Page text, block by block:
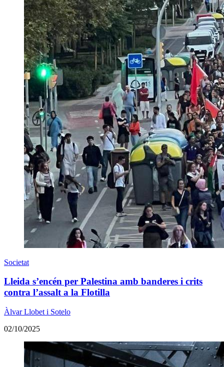
Societat
Lleida s’encén per Palestina amb banderes i crits
contra l’assalt a la Flotilla
Àlvar Llobet i Sotelo
02/10/2025